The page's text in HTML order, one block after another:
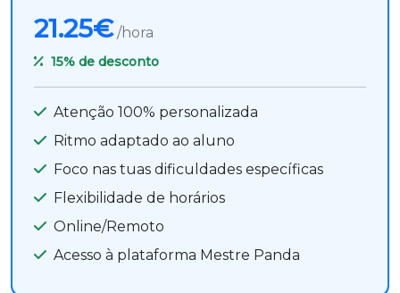
21.25€ /hora
15% de desconto
Atenção 100% personalizada
Ritmo adaptado ao aluno
Foco nas tuas dificuldades específicas
Flexibilidade de horários
Online/Remoto
Acesso à plataforma Mestre Panda